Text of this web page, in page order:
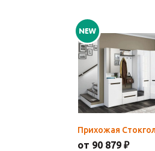
Прихожая
от 90 879 ₽